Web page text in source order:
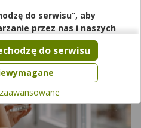
do serwisu”, aby
przez nas i naszych
w powyższych celach.
jest dobrowolne, a wyrażoną
cofnąć, możesz też wycofać
danych tylko w niektórych
się więcej lub chcesz
to możesz tego
zaawansowanych”.
do serwisu